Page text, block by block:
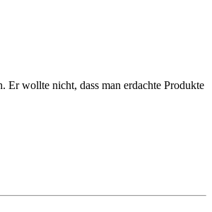
Er wollte nicht, dass man erdachte Produkte